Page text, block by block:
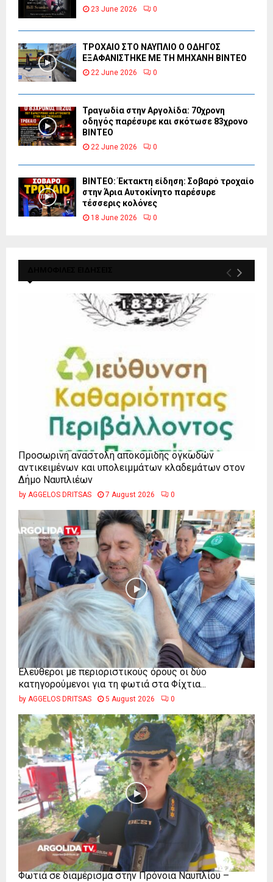
23 June 2026 0
ΤΡΟΧΑΙΟ ΣΤΟ ΝΑΥΠΛΙΟ Ο ΟΔΗΓΟΣ
ΕΞΑΦΑΝΙΣΤΗΚΕ ΜΕ ΤΗ ΜΗΧΑΝΗ ΒΙΝΤΕΟ
22 June 2026 0
Τραγωδία στην Αργολίδα: 70χρονη
οδηγός παρέσυρε και σκότωσε 83χρονο
ΒΙΝΤΕΟ
22 June 2026 0
ΒΙΝΤΕΟ: Έκτακτη είδηση: Σοβαρό τροχαίο
στην Άρια Αυτοκίνητο παρέσυρε
τέσσερις κολόνες
18 June 2026 0
Προσωρινή αναστολή αποκομιδής ογκωδών
αντικειμένων και υπολειμμάτων κλαδεμάτων στον
Δήμο Ναυπλιέων
by AGGELOS DRITSAS 7 August 2026 0
Ελεύθεροι με περιοριστικούς όρους οι δύο
κατηγορούμενοι για τη φωτιά στα Φίχτια...
by AGGELOS DRITSAS 5 August 2026 0
Φωτιά σε διαμέρισμα στην Πρόνοια Ναυπλίου –